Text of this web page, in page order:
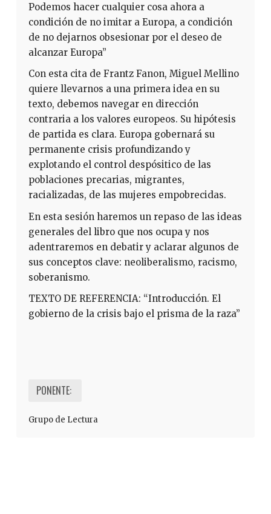
PONENTE:
Grupo de Lectura
Podemos hacer cualquier cosa ahora a
condición de no imitar a Europa, a condición
de no dejarnos obsesionar por el deseo de
alcanzar Europa”
Con esta cita de Frantz Fanon, Miguel Mellino
quiere llevarnos a una primera idea en su
texto, debemos navegar en dirección
contraria a los valores europeos. Su hipótesis
de partida es clara. Europa gobernará su
permanente crisis profundizando y
explotando el control despósitico de las
poblaciones precarias, migrantes,
racializadas, de las mujeres empobrecidas.
En esta sesión haremos un repaso de las ideas
generales del libro que nos ocupa y nos
adentraremos en debatir y aclarar algunos de
sus conceptos clave: neoliberalismo, racismo,
soberanismo.
TEXTO DE REFERENCIA: “Introducción. El
gobierno de la crisis bajo el prisma de la raza”